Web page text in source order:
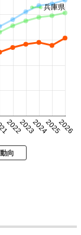
20222023202420252026
兵庫県
向